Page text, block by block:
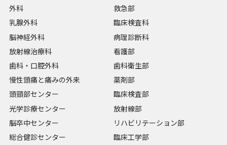
外科
乳腺外科
脳神経外科
救急部
臨床検査科
病理診断科
放射線治療科
歯科・口腔外科
慢性頭痛と痛みの外来
頭頸部センター
光学診療センター
脳卒中センター
総合健診センター
看護部
歯科衛生部
薬剤部
臨床検査部
放射線部
リハビリテーション部
臨床工学部